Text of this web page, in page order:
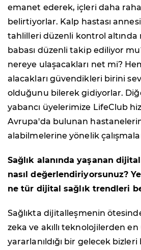
emanet ederek, içleri daha
belirtiyorlar. Kalp hastası
tahlilleri düzenli kontrol altında
babası düzenli takip ediliyor
nereye ulaşacakları net mi?
alacakları güvendikleri birini
olduğunu bilerek gidiyorlar.
yabancı üyelerimize LifeClub
Avrupa'da bulunan
alabilmelerine yönelik
Sağlık alanında yaşanan
nasıl değerlendiriyorsunuz?
ne tür dijital sağlık trendleri
Sağlıkta dijitalleşmenin
zeka ve akıllı teknolojilerden
yararlanıldığı bir gelecek bizleri